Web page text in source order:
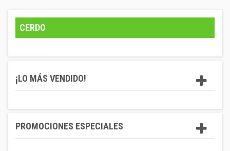
CERDO
¡LO MÁS VENDIDO!
PROMOCIONES ESPECIALES